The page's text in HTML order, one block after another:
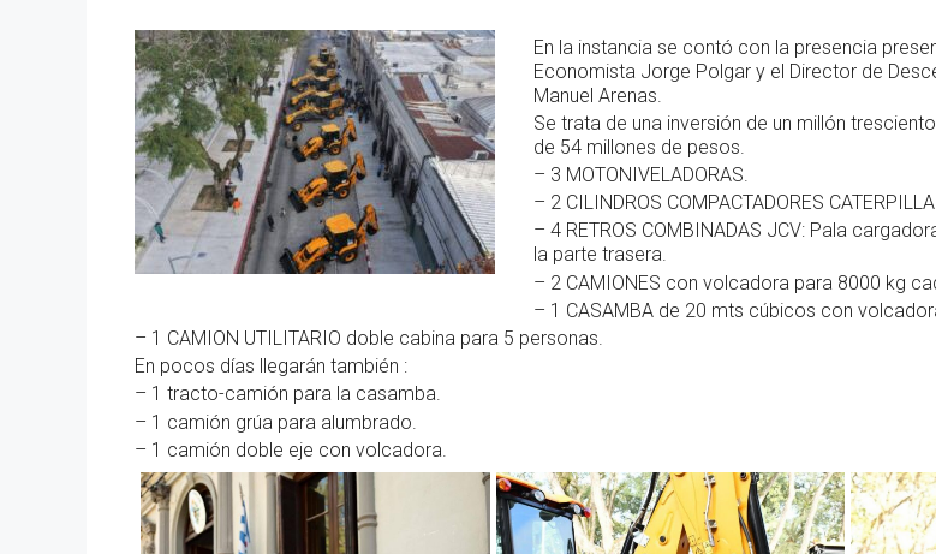
En la instancia se contó con la presencia
Economista Jorge Polgar y el Director de
Manuel Arenas.
Se trata de una inversión de un millón
de 54 millones de pesos.
– 3 MOTONIVELADORAS.
– 2 CILINDROS COMPACTADORES
– 4 RETROS COMBINADAS JCV: Pala
la parte trasera.
– 2 CAMIONES con volcadora para 8000 kg
– 1 CASAMBA de 20 mts cúbicos con
– 1 CAMION UTILITARIO doble cabina para 5 personas.
En pocos días llegarán también :
– 1 tracto-camión para la casamba.
– 1 camión grúa para alumbrado.
– 1 camión doble eje con volcadora.